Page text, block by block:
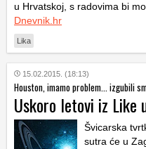
u Hrvatskoj, s radovima bi
Dnevnik.hr
Lika
15.02.2015. (18:13)
Houston, imamo problem... izgubili
Uskoro letovi iz Like
Švicarska
sutra će u